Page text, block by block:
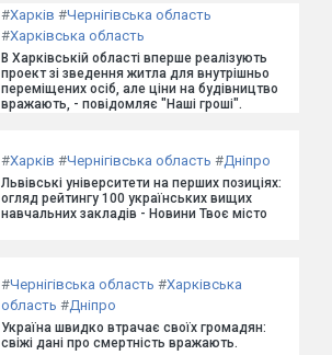
#Харків #Чернігівська область
#Харківська область
В Харківській області вперше реалізують
проект зі зведення житла для внутрішньо
переміщених осіб, але ціни на будівництво
вражають, - повідомляє "Наші гроші".
#Харків #Чернігівська область #Дніпро
Львівські університети на перших позиціях:
огляд рейтингу 100 українських вищих
навчальних закладів - Новини Твоє місто
#Чернігівська область #Харківська
область #Дніпро
Україна швидко втрачає своїх громадян:
свіжі дані про смертність вражають.